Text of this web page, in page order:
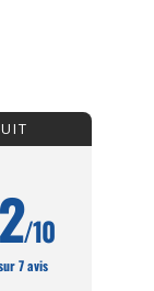
/10
7 avis